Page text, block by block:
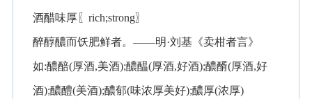
酒醋味厚〖rich;strong〗
醉醇醲而饫肥鲜者。——明·刘基《卖柑者言》
如:醲醅(厚酒,美酒);醲醖(厚酒,好酒);醲醑(厚酒,好
酒);醲醴(美酒);醲郁(味浓厚美好);醲厚(浓厚)